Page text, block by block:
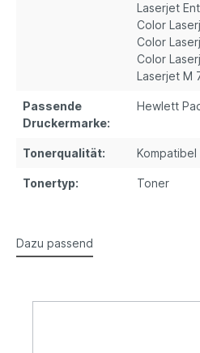
Laserjet
Color
Color
Color
Laserjet M
Passende
Druckermarke:
Hewlett
Tonerqualität: Kompatibel
Tonertyp: Toner
Dazu passend